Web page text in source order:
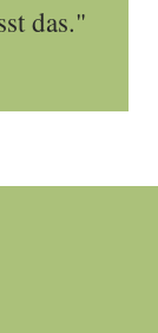
das."